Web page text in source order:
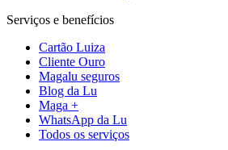
Serviços e benefícios
Cartão Luiza
Cliente Ouro
Magalu seguros
Blog da Lu
Maga +
WhatsApp da Lu
Todos os serviços